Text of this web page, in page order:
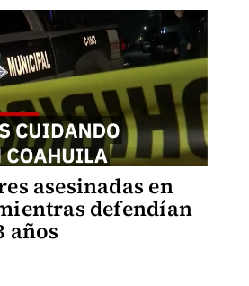
asesinadas en
defendían
años